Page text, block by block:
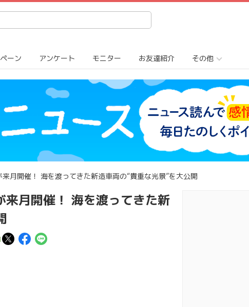
ーン アンケート モニター お友達紹介 その他
来月開催！ 海を渡ってきた新造車両の“貴重な光景”を大公開
来月開催！ 海を渡ってきた新
この記事についてポスト
この記事についてFacebookでシェア